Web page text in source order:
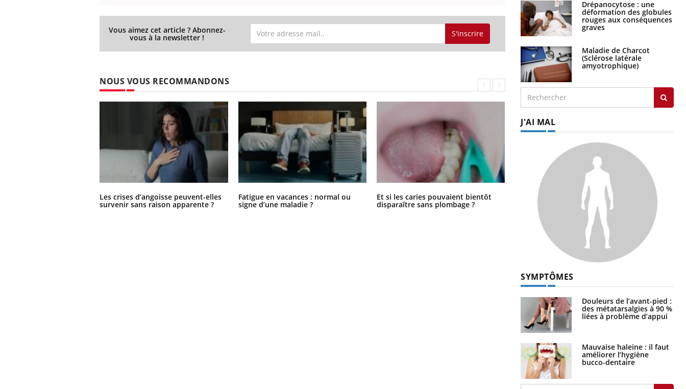
Vous aimez cet article ? Abonnez-
vous à la newsletter ! S'inscrire
NOUS VOUS RECOMMANDONS
Les crises d’angoisse peuvent-elles
survenir sans raison apparente ?
Fatigue en vacances : normal ou
signe d’une maladie ?
Et si les caries pouvaient bientôt
disparaître sans plombage ?
Éclipse solaire du 12 août : “Des
verres adaptés, c'est indispensable
pour la santé des yeux”
Drépanocytose : une
déformation des globules
rouges aux conséquences
graves
Maladie de Charcot
(Sclérose latérale
amyotrophique)
J'AI MAL
SYMPTÔMES
Douleurs de l’avant-pied :
des métatarsalgies à 90 %
liées à problème d’appui
Mauvaise haleine : il faut
améliorer l’hygiène
bucco-dentaire